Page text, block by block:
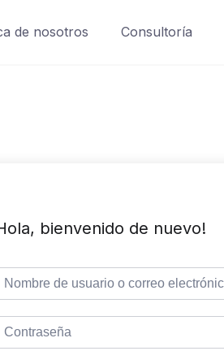
de nosotros Consultoría
bienvenido de nuevo!